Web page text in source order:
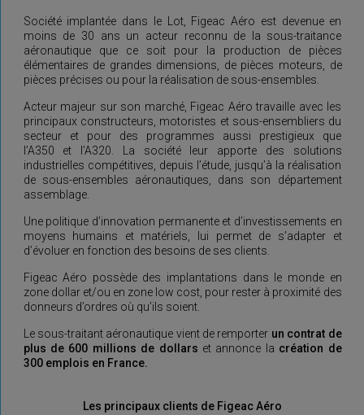
Société implantée dans le Lot, Figeac Aéro est devenue en
moins de 30 ans un acteur reconnu de la sous-traitance
aéronautique que ce soit pour la production de pièces
élémentaires de grandes dimensions, de pièces moteurs, de
pièces précises ou pour la réalisation de sous-ensembles.
Acteur majeur sur son marché, Figeac Aéro travaille avec les
principaux constructeurs, motoristes et sous-ensembliers du
secteur et pour des programmes aussi prestigieux que
l’A350 et l’A320. La société leur apporte des solutions
industrielles compétitives, depuis l’étude, jusqu’à la réalisation
de sous-ensembles aéronautiques, dans son département
assemblage.
Une politique d’innovation permanente et d’investissements en
moyens humains et matériels, lui permet de s’adapter et
d’évoluer en fonction des besoins de ses clients.
Figeac Aéro possède des implantations dans le monde en
zone dollar et/ou en zone low cost, pour rester à proximité des
donneurs d’ordres où qu’ils soient.
Le sous-traitant aéronautique vient de remporter un contrat de
plus de 600 millions de dollars et annonce la création de
300 emplois en France.
Les principaux clients de Figeac Aéro